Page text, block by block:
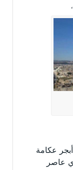
،
عكامة
عاصر